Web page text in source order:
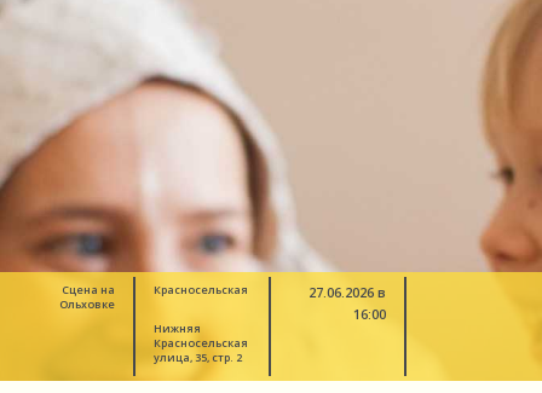
Сцена на
Ольховке
Красносельская
Нижняя
Красносельская
улица, 35, стр. 2
27.06.2026 в
16:00